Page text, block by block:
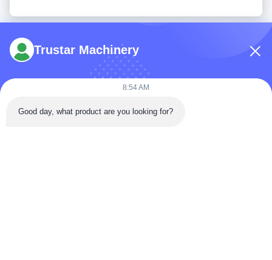
टेलीफोन: 86-180-5882-0351
Trustar Machinery
8:54 AM
Good day, what product are you looking for?